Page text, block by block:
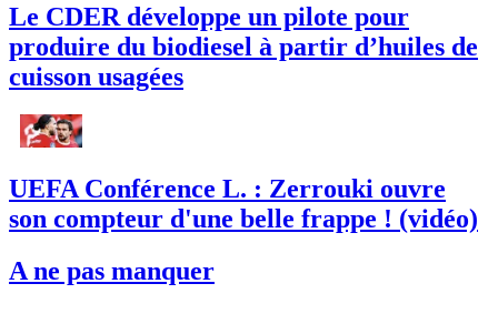
Le CDER développe un pilote pour
produire du biodiesel à partir d’huiles de
cuisson usagées
UEFA Conférence L. : Zerrouki ouvre
son compteur d'une belle frappe ! (vidéo)
A ne pas manquer